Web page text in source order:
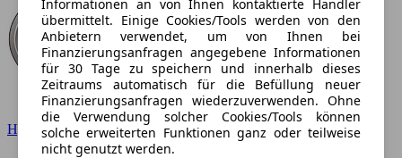
Hyundai
Informationen an von Ihnen kontaktierte Händler
übermittelt. Einige Cookies/Tools werden von den
Anbietern verwendet, um von Ihnen bei
Finanzierungsanfragen angegebene Informationen
für 30 Tage zu speichern und innerhalb dieses
Zeitraums automatisch für die Befüllung neuer
Finanzierungsanfragen wiederzuverwenden. Ohne
die Verwendung solcher Cookies/Tools können
solche erweiterten Funktionen ganz oder teilweise
nicht genutzt werden.